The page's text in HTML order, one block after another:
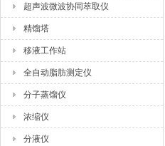
杭州川一实验仪器有限公司
超声波微波协同萃取仪
精馏塔
移液工作站
全自动脂肪测定仪
分子蒸馏仪
浓缩仪
分液仪